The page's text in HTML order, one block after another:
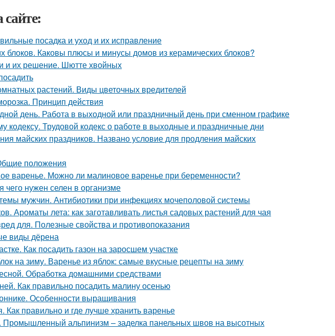
посадка и уход и их исправление
блоков. Каковы плюсы и минусы домов из керамических блоков?
и их решение. Шютте хвойных
растений. Виды цветочных вредителей
Принцип действия
день. Работа в выходной или праздничный день при сменном графике
кодексу. Трудовой кодекс о работе в выходные и праздничные дни
майских праздников. Названо условие для продления майских
положения
варенье. Можно ли малиновое варенье при беременности?
нужен селен в организме
мужчин. Антибиотики при инфекциях мочеполовой системы
Ароматы лета: как заготавливать листья садовых растений для чая
для. Полезные свойства и противопоказания
виды дёрена
Как посадить газон на заросшем участке
на зиму. Варенье из яблок: самые вкусные рецепты на зиму
Обработка домашними средствами
Как правильно посадить малину осенью
Особенности выращивания
правильно и где лучше хранить варенье
Промышленный альпинизм – заделка панельных швов на высотных